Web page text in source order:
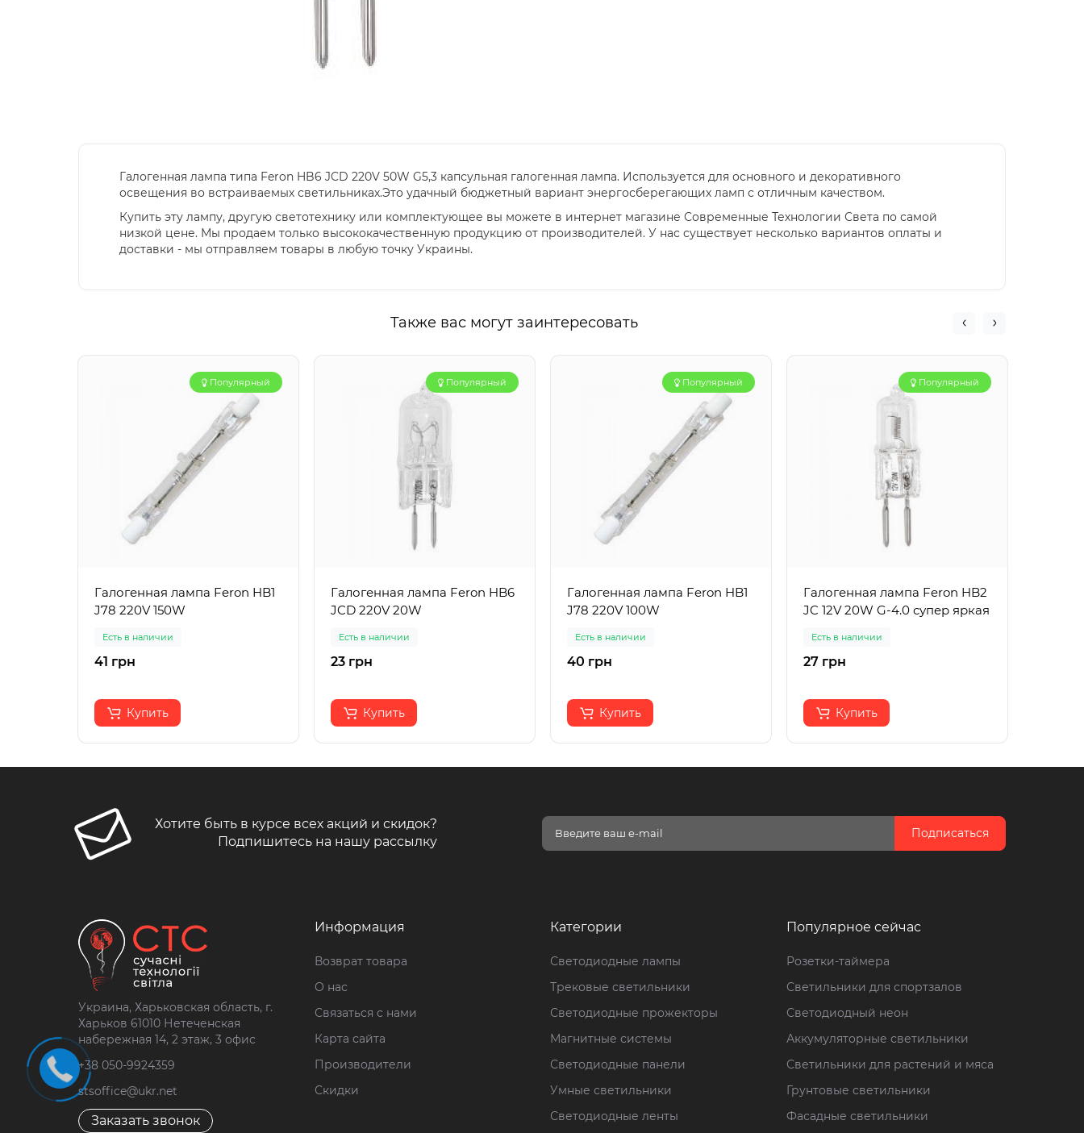
Галогенная лампа типа Feron HB6 JCD 220V 50W G5,3 капсульная галогенная лампа. Используется для основного и декоративного
освещения во встраиваемых светильниках.Это удачный бюджетный вариант энергосберегающих ламп с отличным качеством.
Купить эту лампу, другую светотехнику или комплектующее вы можете в интернет магазине Современные Технологии Света по самой
низкой цене. Мы продаем только высококачественную продукцию от производителей. У нас существует несколько вариантов оплаты и
доставки - мы отправляем товары в любую точку Украины.
Также вас могут заинтересовать
Популярный
Галогенная лампа Feron HB1
J78 220V 150W
Есть в наличии
41 грн
Купить
Популярный
Галогенная лампа Feron HB6
JCD 220V 20W
Есть в наличии
23 грн
Купить
Популярный
Галогенная лампа Feron HB1
J78 220V 100W
Есть в наличии
40 грн
Купить
Популярный
Галогенная лампа Feron HB2
JC 12V 20W G-4.0 супер яркая
Есть в наличии
27 грн
Купить
Хотите быть в курсе всех акций и скидок?
Подпишитесь на нашу рассылку
Подписаться
Украина, Харьковская область, г.
Харьков 61010 Нетеченская
набережная 14, 2 этаж, 3 офис
+38 050-9924359
stsoffice@ukr.net
Заказать звонок
Информация
Возврат товара
О нас
Связаться с нами
Карта сайта
Производители
Скидки
Категории
Светодиодные лампы
Трековые светильники
Светодиодные прожекторы
Магнитные системы
Светодиодные панели
Умные светильники
Светодиодные ленты
Популярное сейчас
Розетки-таймера
Светильники для спортзалов
Светодиодный неон
Аккумуляторные светильники
Светильники для растений и мяса
Грунтовые светильники
Фасадные светильники